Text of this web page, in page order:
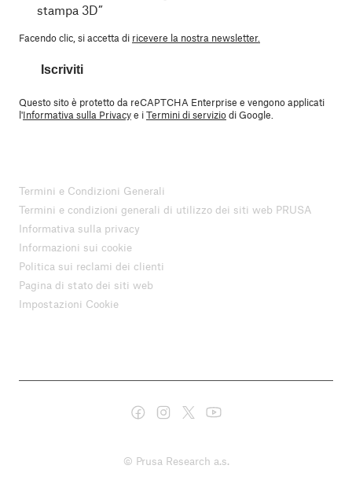
stampa 3D”
Facendo clic, si accetta di ricevere la nostra newsletter.
Iscriviti
Questo sito è protetto da reCAPTCHA Enterprise e vengono applicati
l'Informativa sulla Privacye iTermini di serviziodi Google.
Termini e Condizioni Generali
Termini e condizioni generali di utilizzo dei siti web PRUSA
Informativa sulla privacy
Informazioni sui cookie
Politica sui reclami dei clienti
Pagina di stato dei siti web
Impostazioni Cookie
© Prusa Research a.s.